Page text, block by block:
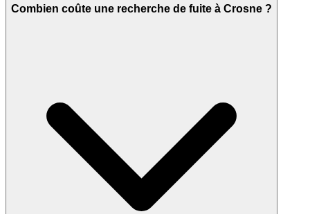
Combien coûte une recherche de fuite à Crosne ?